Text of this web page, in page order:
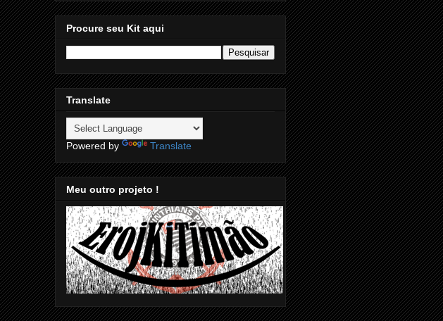
Procure seu Kit aqui
Translate
Powered by Translate
Meu outro projeto !